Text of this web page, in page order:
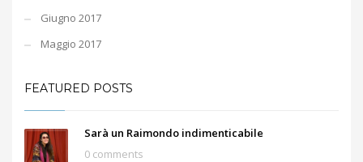
Giugno 2017
Maggio 2017
FEATURED POSTS
Sarà un Raimondo indimenticabile
0 comments